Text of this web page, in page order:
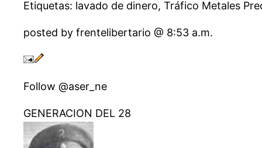
Etiquetas: lavado de dinero, Tráfico Metales
posted by frentelibertario @ 8:53 a.m.
Follow @aser_ne
GENERACION DEL 28